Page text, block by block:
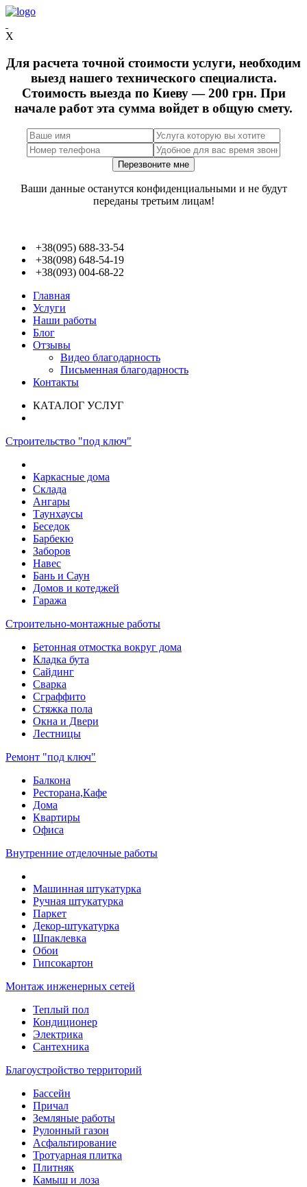
X
Для расчета точной стоимости услуги, необходим
выезд нашего технического специалиста.
Стоимость выезда по Киеву — 200 грн. При
начале работ эта сумма войдет в общую смету.
Ваши данные останутся конфиденциальными и не будут
переданы третьим лицам!
+38(095) 688-33-54
+38(098) 648-54-19
+38(093) 004-68-22
Главная
Услуги
Наши работы
Блог
Отзывы
Видео благодарность
Письменная благодарность
Контакты
КАТАЛОГ УСЛУГ
Строительство "под ключ"
Каркасные дома
Склада
Ангары
Таунхаусы
Беседок
Барбекю
Заборов
Навес
Бань и Саун
Домов и котеджей
Гаража
Строительно-монтажные работы
Бетонная отмостка вокруг дома
Кладка бута
Сайдинг
Сварка
Сграффито
Стяжка пола
Окна и Двери
Лестницы
Ремонт "под ключ"
Балкона
Ресторана,Кафе
Дома
Квартиры
Офиса
Внутренние отделочные работы
Машинная штукатурка
Ручная штукатурка
Паркет
Декор-штукатурка
Шпаклевка
Обои
Гипсокартон
Монтаж инженерных сетей
Теплый пол
Кондиционер
Электрика
Сантехника
Благоустройство территорий
Бассейн
Причал
Земляные работы
Рулонный газон
Асфальтирование
Тротуарная плитка
Плитняк
Камыш и лоза